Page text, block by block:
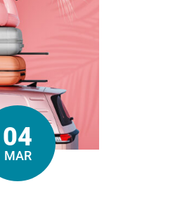
Le
04
MAR